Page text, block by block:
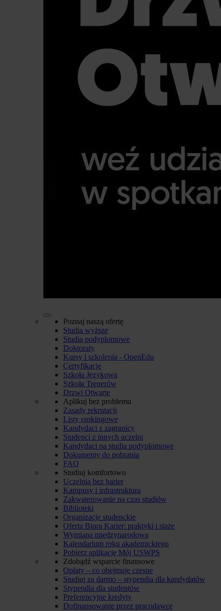
Poznaj naszą ofertę
Studia wyższe
Studia podyplomowe
Doktoraty
Kursy i szkolenia - OpenEdu
Certyfikacje
Szkoła Językowa
Szkoła Trenerów
Drzwi Otwarte
Aplikuj bez problemu
Zasady rekrutacji
Listy rankingowe
Kandydaci z zagranicy
Studenci z innych uczelni
Kandydaci na studia podyplomowe
Dokumenty do pobrania
FAQ
Studiuj komfortowo
Uczelnia bez barier
Kampusy i infrastruktura
Zakwaterowanie na czas studiów
Biblioteki
Organizacje studenckie
Oferta Biura Karier: praktyki i staże
Wymiana międzynarodowa
Kalendarium roku akademickiego
Pobierz aplikację Mój USWPS
Zdobądź wsparcie finansowe
Opłaty – co obejmuje czesne
Studiuj za darmo – stypendia dla kandydatów
Stypendia dla studentów
Preferencyjne kredyty
Dofinansowanie przez pracodawcę